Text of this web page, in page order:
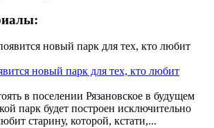
новый парк для тех, кто любит
в поселении Рязановское в будущем
парк будет построен исключительно
старину, которой, кстати,...